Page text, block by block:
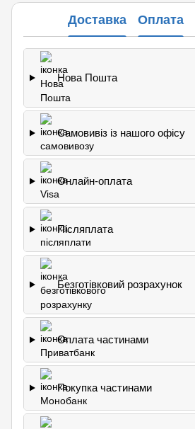
Доставка Оплата
Нова Пошта
Самовивіз із нашого офісу
Онлайн-оплата
Післяплата
Безготівковий розрахунок
Оплата частинами
Покупка частинами